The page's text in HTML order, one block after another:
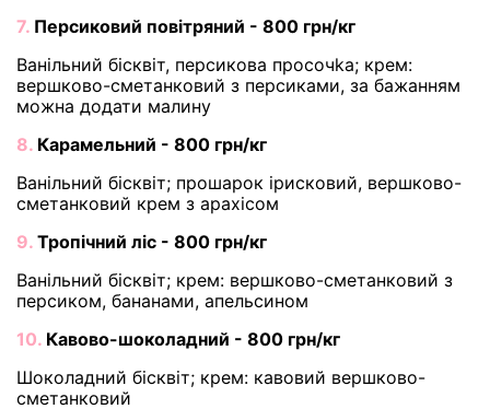
7. Персиковий повітряний - 800 грн/кг
Ванільний бісквіт, персикова просочka; крем:
вершково-сметанковий з персиками, за бажанням
можна додати малину
8. Карамельний - 800 грн/кг
Ванільний бісквіт; прошарок ірисковий, вершково-
сметанковий крем з арахісом
9. Тропічний ліс - 800 грн/кг
Ванільний бісквіт; крем: вершково-сметанковий з
персиком, бананами, апельсином
10. Кавово-шоколадний - 800 грн/кг
Шоколадний бісквіт; крем: кавовий вершково-
сметанковий